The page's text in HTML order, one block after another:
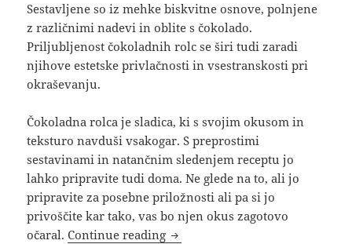
Sestavljene so iz mehke biskvitne osnove, polnjene
z različnimi nadevi in oblite s čokolado.
Priljubljenost čokoladnih rolc se širi tudi zaradi
njihove estetske privlačnosti in vsestranskosti pri
okraševanju.
Čokoladna rolca je sladica, ki s svojim okusom in
teksturo navduši vsakogar. S preprostimi
sestavinami in natančnim sledenjem receptu jo
lahko pripravite tudi doma. Ne glede na to, ali jo
pripravite za posebne priložnosti ali pa si jo
privoščite kar tako, vas bo njen okus zagotovo
očaral.Continue reading Celjska rolca: Od lokalne